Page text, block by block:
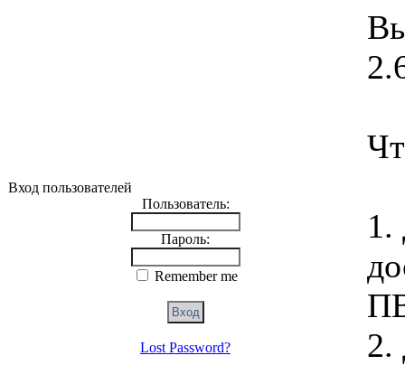
Вход пользователей
Пользователь:
Пароль:
Remember me
Lost Password?
1.
2.